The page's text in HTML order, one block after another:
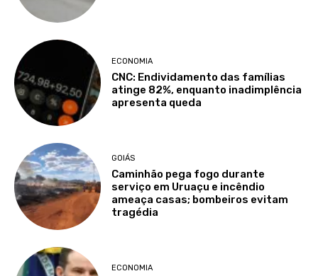
ECONOMIA
CNC: Endividamento das famílias
atinge 82%, enquanto inadimplência
apresenta queda
GOIÁS
Caminhão pega fogo durante
serviço em Uruaçu e incêndio
ameaça casas; bombeiros evitam
tragédia
ECONOMIA